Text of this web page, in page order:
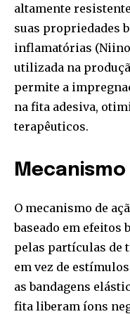
altamente
suas propriedades
inflamatórias
utilizada na
permite a
na fita adesiva,
terapêuticos.
O mecanismo de
baseado em
pelas partículas de
em vez de
as bandagens
fita liberam íons